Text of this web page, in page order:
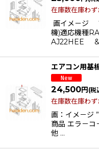
在庫数在庫わず
画イメ－ジ
機)適応機種
AJ22HEE
エアコン用基
24,500円 (税
在庫数在庫わず
画：イメ－
商品 エラ－コ
他 …